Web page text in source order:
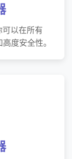
以在所有
度安全性。